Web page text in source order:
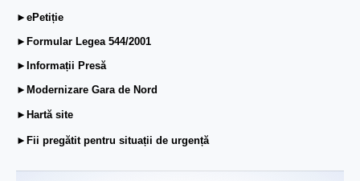
►ePetiție
►Formular Legea 544/2001
►Informații Presă
►Modernizare Gara de Nord
►Hartă site
►Fii pregătit pentru situații de urgență